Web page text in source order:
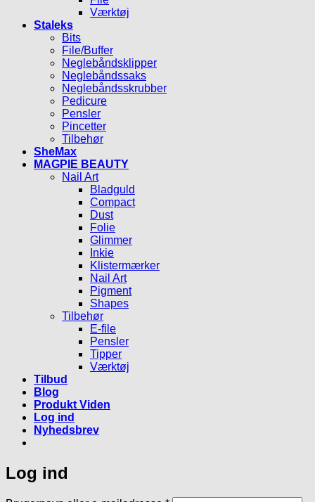
Værktøj
Staleks
Bits
File/Buffer
Neglebåndsklipper
Neglebåndssaks
Neglebåndsskrubber
Pedicure
Pensler
Pincetter
Tilbehør
SheMax
MAGPIE BEAUTY
Nail Art
Bladguld
Compact
Dust
Folie
Glimmer
Inkie
Klistermærker
Nail Art
Pigment
Shapes
Tilbehør
E-file
Pensler
Tipper
Værktøj
Tilbud
Blog
Produkt Viden
Log ind
Nyhedsbrev
Log ind